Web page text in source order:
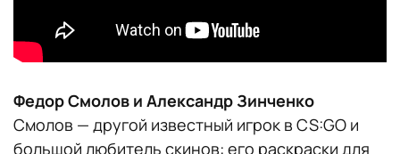
Федор Смолов и Александр Зинченко
Смолов — другой известный игрок в CS:GO и
большой любитель скинов: его раскраски для